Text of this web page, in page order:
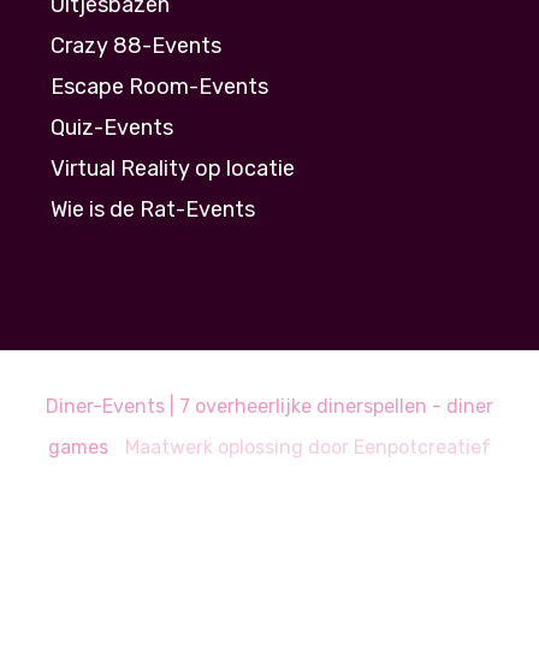
Crazy 88-Events
Escape Room-Events
Quiz-Events
Virtual Reality op locatie
Wie is de Rat-Events
Diner-Events | 7 overheerlijke dinerspellen - diner
games
Maatwerk oplossing door Eenpotcreatief